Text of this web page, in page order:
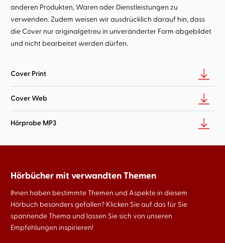
anderen Produkten, Waren oder Dienstleistungen zu
verwenden. Zudem weisen wir ausdrücklich darauf hin, dass
die Cover nur originalgetreu in unveränderter Form abgebildet
und nicht bearbeitet werden dürfen.
Cover Print
Cover Web
Hörprobe MP3
Hörbücher mit verwandten Themen
Ihnen haben bestimmte Themen und Aspekte in diesem
Hörbuch besonders gefallen? Klicken Sie auf das für Sie
spannende Thema und lassen Sie sich von unseren
Empfehlungen inspirieren!